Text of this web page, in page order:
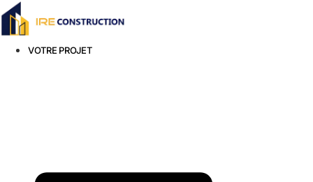
Aller
VOTRE PROJET